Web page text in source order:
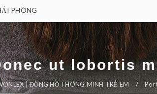
PHÒNG
ut lobortis
| ĐỒNG HỒ THÔNG MINH TRẺ EM /